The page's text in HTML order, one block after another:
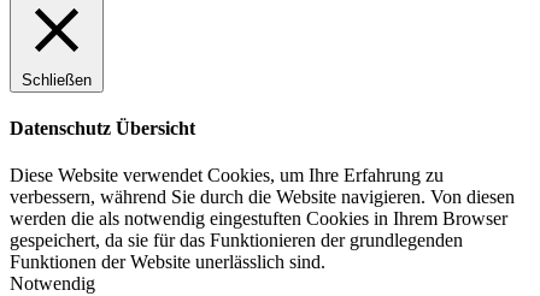
Schließen
Datenschutz Übersicht
Diese Website verwendet Cookies, um Ihre Erfahrung zu
verbessern, während Sie durch die Website navigieren. Von diesen
werden die als notwendig eingestuften Cookies in Ihrem Browser
gespeichert, da sie für das Funktionieren der grundlegenden
Funktionen der Website unerlässlich sind.
Notwendig